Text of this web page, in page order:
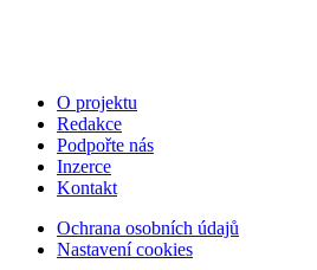
O projektu
Redakce
Podpořte nás
Inzerce
Kontakt
Ochrana osobních údajů
Nastavení cookies